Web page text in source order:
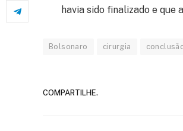
havia sido finalizado e
Bolsonaro cirurgia
COMPARTILHE.